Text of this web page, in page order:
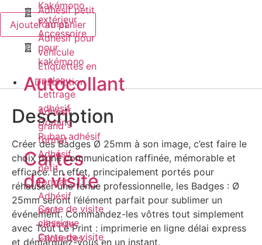
Adhésif petit
format
Adhésif pour
véhicule
Etiquettes en
rouleau
Lettrage
adhésif
Doming
Ruban adhésif
Cartes
de visite
Carte de visite
classique
Carte de visite
Kakémono
extérieur
Accessoire
pour
kakémono
Autocollant
Adhésif
grand
format
Adhésif
petit
format
Adhésif
pour
véhicule
Etiquettes
Ajouter au panier
Description
Description
Créer des Badges Ø 25mm à son image, c’est faire le
choix d’une communication raffinée, mémorable et
efficace. En effet, principalement portés pour
réhausser une tenue professionnelle, les Badges : Ø
25mm seront l’élément parfait pour sublimer un
événement. Commandez-les vôtres tout simplement
avec Tout Le Print : imprimerie en ligne délai express
et démarquez-vous en un instant.